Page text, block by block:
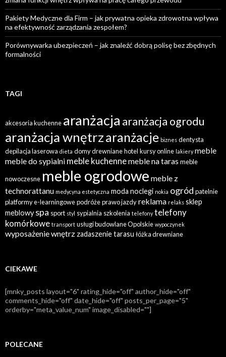
Pakiety Medyczne dla Firm – jak prywatna opieka zdrowotna wpływa
na efektywność zarządzania zespołem?
Porównywarka ubezpieczeń – jak znaleźć dobrą polisę bez zbędnych
formalności
TAGI
akcesoria kuchenne aranżacja aranżacja ogrodu
aranżacja wnętrzaranżacje biznes dentysta
depilacja laserowa dieta domy drewnianehotel kursy online lakiery meble
meble do sypialni meble kuchennemeble na taras meble
nowoczesne meble ogrodowe meble z
technorattanu medycyna estetyczna moda noclegi nokia ogród patelnie
platformy e-learningowepodróżeprawo jazdyreklama relaks sklep
meblowy spa sport styl sypialnia szkolenia telefony telefony
komórkowe transport usługi budowlane Opolskie wypoczynek
wyposażenie wnętrz zadaszenie tarasu łóżka drewniane
CIEKAWE
[mnky_posts layout="6" rating_hide="off" author_hide="off"
comments_hide="off" date_hide="off" posts_per_page="5"
orderby="meta_value_num" image_disabled=""]
POLECANE